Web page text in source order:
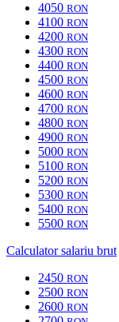
4050 RON
4100 RON
4200 RON
4300 RON
4400 RON
4500 RON
4600 RON
4700 RON
4800 RON
4900 RON
5000 RON
5100 RON
5200 RON
5300 RON
5400 RON
5500 RON
Calculator salariu brut
2450 RON
2500 RON
2600 RON